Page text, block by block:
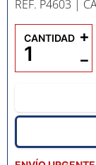
RÉF. P4603 |
CANTIDAD
−
+